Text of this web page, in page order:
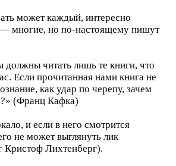
может каждый, интересно
— многие, но по-настоящему пишут
читать лишь те книги, что
Если прочитанная нами книга не
как удар по черепу, зачем
(Франц Кафка)
и если в него смотрится
не может выглянуть лик
Кристоф Лихтенберг).